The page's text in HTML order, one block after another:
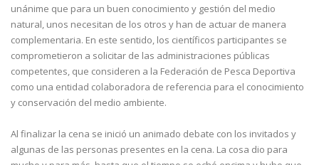
unánime que para un buen conocimiento y gestión del medio
natural, unos necesitan de los otros y han de actuar de manera
complementaria. En este sentido, los científicos participantes se
comprometieron a solicitar de las administraciones públicas
competentes, que consideren a la Federación de Pesca Deportiva
como una entidad colaboradora de referencia para el conocimiento
y conservación del medio ambiente.
Al finalizar la cena se inició un animado debate con los invitados y
algunas de las personas presentes en la cena. La cosa dio para